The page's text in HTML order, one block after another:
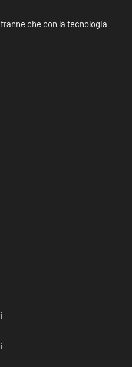
che con la tecnologia